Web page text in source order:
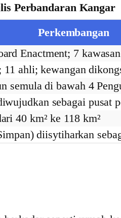
Perbandaran Kangar
Perkembangan
Enactment; 7
ahli; kewangan
semula di bawah 4
sebagai pusat
40 km² ke 118 km²
diisytiharkan